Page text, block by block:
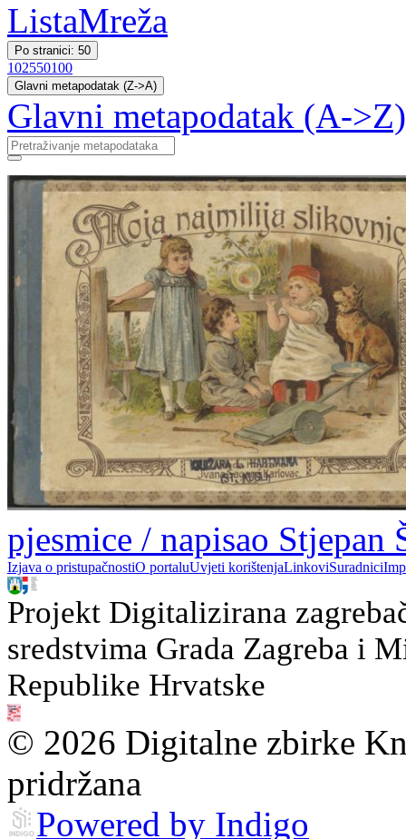
ListaMreža
Po stranici: 50
102550100
Glavni metapodatak (Z->A)
Glavni metapodatak (A->Z)
pjesmice / napisao Stjepan
Izjava o pristupačnostiO portaluUvjeti korištenjaLinkoviSuradnici
Projekt Digitalizirana
sredstvima Grada Zagreba i
Republike Hrvatske
© 2026 Digitalne zbirke
pridržana
Powered by Indigo